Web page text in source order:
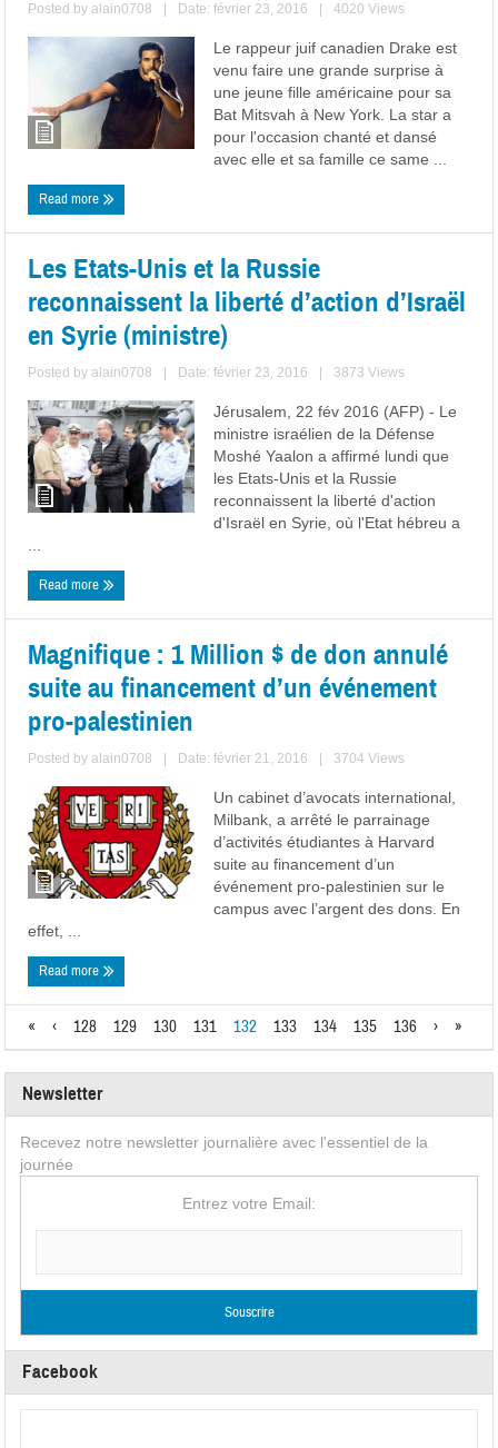
Posted byalain0708 Date: février 23, 2016 4020 Views
Le rappeur juif canadien Drake est
venu faire une grande surprise à
une jeune fille américaine pour sa
Bat Mitsvah à New York. La star a
pour l'occasion chanté et dansé
avec elle et sa famille ce same ...
Read more
Les Etats-Unis et la Russie
reconnaissent la liberté d’action d’Israël
en Syrie (ministre)
Posted byalain0708 Date: février 23, 2016 3873 Views
Jérusalem, 22 fév 2016 (AFP) - Le
ministre israélien de la Défense
Moshé Yaalon a affirmé lundi que
les Etats-Unis et la Russie
reconnaissent la liberté d'action
d'Israël en Syrie, où l'Etat hébreu a
Read more
Magnifique : 1 Million $ de don annulé
suite au financement d’un événement
pro-palestinien
Posted byalain0708 Date: février 21, 2016 3704 Views
Un cabinet d’avocats international,
Milbank, a arrêté le parrainage
d’activités étudiantes à Harvard
suite au financement d’un
événement pro-palestinien sur le
campus avec l’argent des dons. En
effet, ...
Read more
« ‹ 128 129 130 131 132 133 134 135 136 › »
Newsletter
Recevez notre newsletter journalière avec l'essentiel de la
journée
Entrez votre Email:
Facebook